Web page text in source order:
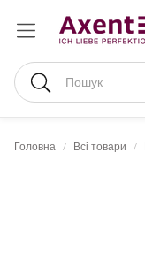
Пошук
Головна Всі товари